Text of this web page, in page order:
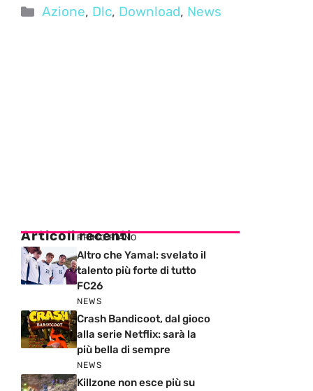
Categorie
Azione, Dlc, Download, News
Articoli recenti
PRIMO PIANO
Altro che Yamal: svelato il
talento più forte di tutto
FC26
NEWS
Crash Bandicoot, dal gioco
alla serie Netflix: sarà la
più bella di sempre
NEWS
Killzone non esce più su